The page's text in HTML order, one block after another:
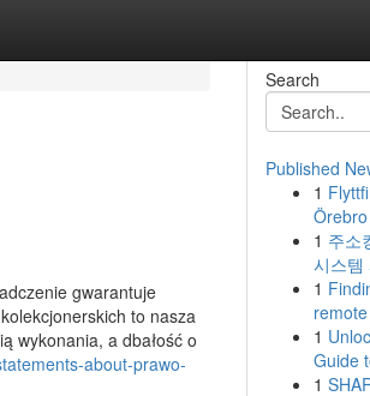
gwarantuje
to nasza
wykonania, a dbałość o
about-prawo-
Search
Published
1
1 주소
시스템
1
1
Guide
1